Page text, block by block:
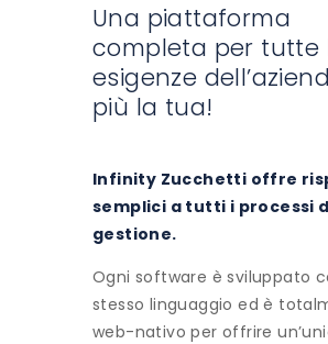
Una piattaforma
completa per tutte
esigenze
più la tua!
Infinity Zucchetti offre
semplici a tutti i processi
gestione.
Ogni software è sviluppato
stesso linguaggio ed è
web-nativo per offrire